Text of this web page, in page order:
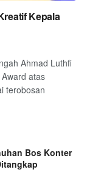
Kepala
Ahmad Luthfi
atas
terobosan
Bos Konter